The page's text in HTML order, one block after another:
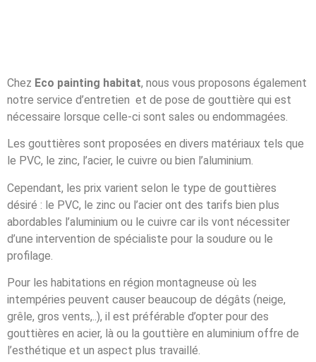
Chez Eco painting habitat, nous vous proposons également
notre service d’entretien et de pose de gouttière qui est
nécessaire lorsque celle-ci sont sales ou endommagées.
Les gouttières sont proposées en divers matériaux tels que
le PVC, le zinc, l’acier, le cuivre ou bien l’aluminium.
Cependant, les prix varient selon le type de gouttières
désiré : le PVC, le zinc ou l’acier ont des tarifs bien plus
abordables l’aluminium ou le cuivre car ils vont nécessiter
d’une intervention de spécialiste pour la soudure ou le
profilage.
Pour les habitations en région montagneuse où les
intempéries peuvent causer beaucoup de dégâts (neige,
grêle, gros vents,..), il est préférable d’opter pour des
gouttières en acier, là ou la gouttière en aluminium offre de
l’esthétique et un aspect plus travaillé.